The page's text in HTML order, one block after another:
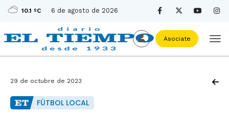
10.1 ºC 6 de agosto de 2026
Asociate
29 de octubre de 2023
FÚTBOL LOCAL